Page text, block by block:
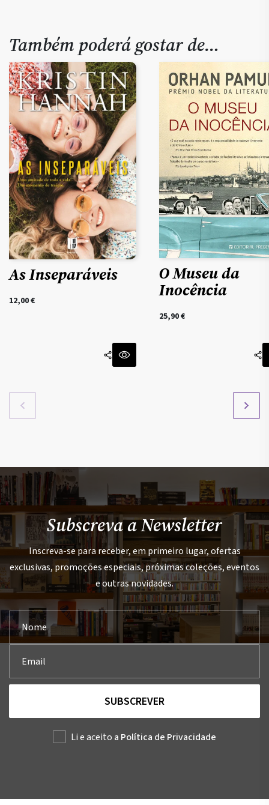
Também poderá gostar de…
As Inseparáveis
12,00€
O Museu da
Inocência
25,90€
Subscreva a Newsletter
Inscreva-se para receber, em primeiro lugar, ofertas
exclusivas, promoções especiais, próximas coleções, eventos
e outras novidades.
SUBSCREVER
Li e aceito a Política de Privacidade